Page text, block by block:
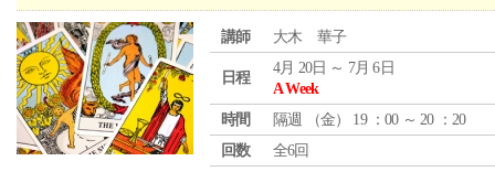
講師 大木 華子
日程
4月 20日 ～ 7月 6日
A Week
時間
隔週 （金） 19 ：00 ～ 20 ：20
回数
全6回